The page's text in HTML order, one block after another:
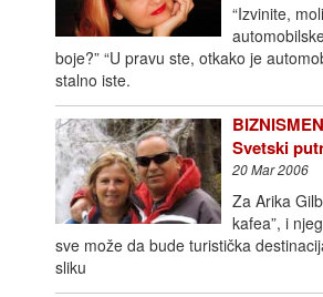
“Izvinite,
boje?” “U pravu ste, otkako je
stalno iste.
Svetski
20 Mar 2006
Za Arika
kafea”, i
sve može da bude turistička
sliku